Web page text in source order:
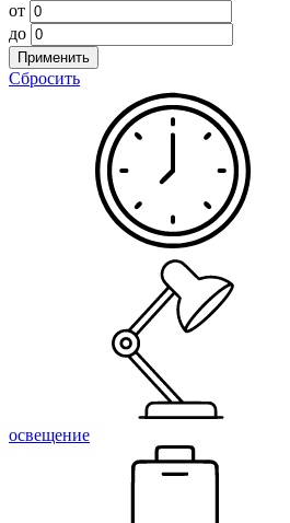
от
до
Применить
Сбросить
освещение